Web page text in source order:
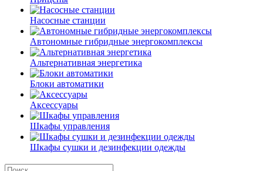
Насосные станции
Автономные гибридные энергокомплексы
Альтернативная энергетика
Блоки автоматики
Аксессуары
Шкафы управления
Шкафы сушки и дезинфекции одежды